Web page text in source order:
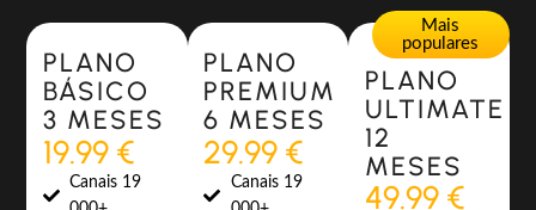
Most Popular
PLANO
BÁSICO
3 MESES
19.99 €
Canais 19
Most Popular
PLANO
PREMIUM
6 MESES
29.99 €
Canais 19
Mais
populares
PLANO
ULTIMATE
12
MESES
49.99 €